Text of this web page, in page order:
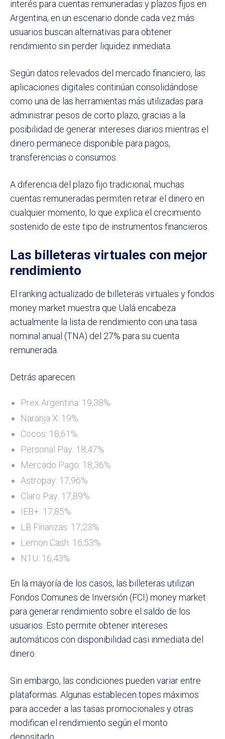
interés para cuentas remuneradas y plazos fijos en
Argentina, en un escenario donde cada vez más
usuarios buscan alternativas para obtener
rendimiento sin perder liquidez inmediata.
Según datos relevados del mercado financiero, las
aplicaciones digitales continúan consolidándose
como una de las herramientas más utilizadas para
administrar pesos de corto plazo, gracias a la
posibilidad de generar intereses diarios mientras el
dinero permanece disponible para pagos,
transferencias o consumos.
A diferencia del plazo fijo tradicional, muchas
cuentas remuneradas permiten retirar el dinero en
cualquier momento, lo que explica el crecimiento
sostenido de este tipo de instrumentos financieros.
Las billeteras virtuales con mejor
rendimiento
El ranking actualizado de billeteras virtuales y fondos
money market muestra que Ualá encabeza
actualmente la lista de rendimiento con una tasa
nominal anual (TNA) del 27% para su cuenta
remunerada.
Detrás aparecen:
Prex Argentina: 19,38%
Naranja X: 19%
Cocos: 18,61%
Personal Pay: 18,47%
Mercado Pago: 18,36%
Astropay: 17,96%
Claro Pay: 17,89%
IEB+: 17,85%
LB Finanzas: 17,23%
Lemon Cash: 16,53%
N1U: 16,43%
En la mayoría de los casos, las billeteras utilizan
Fondos Comunes de Inversión (FCI) money market
para generar rendimiento sobre el saldo de los
usuarios. Esto permite obtener intereses
automáticos con disponibilidad casi inmediata del
dinero.
Sin embargo, las condiciones pueden variar entre
plataformas. Algunas establecen topes máximos
para acceder a las tasas promocionales y otras
modifican el rendimiento según el monto
depositado.